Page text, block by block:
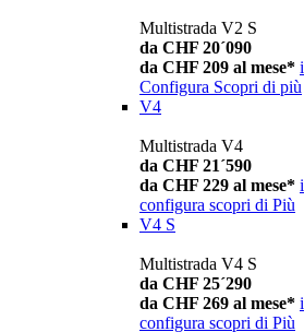
Multistrada V2 S
da CHF 20´090
da CHF 209 al mese* i
Configura Scopri di più
V4
Multistrada V4
da CHF 21´590
da CHF 229 al mese* i
configura scopri di Più
V4 S
Multistrada V4 S
da CHF 25´290
da CHF 269 al mese* i
configura scopri di Più